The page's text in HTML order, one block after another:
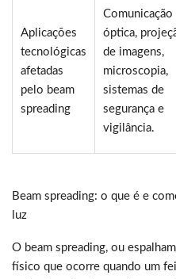
Aplicações
tecnológicas
afetadas
pelo beam
spreading
Comunicação
óptica,
de imagens,
microscopia,
sistemas de
segurança e
vigilância.
Beam spreading: o que é e
luz
O beam spreading, ou
físico que ocorre quando um